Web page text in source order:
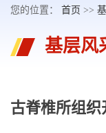
您的位置： 首页 >>
基层风
古脊椎所组织